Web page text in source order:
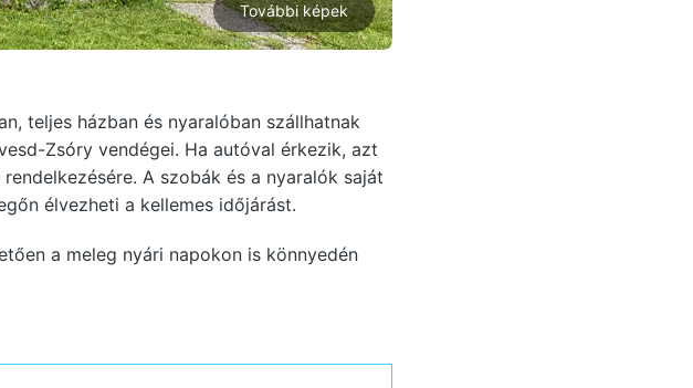
További képek
teljes házban és nyaralóban szállhatnak
Zsóry vendégei. Ha autóval érkezik, azt
A szobák és a nyaralók saját
élvezheti a kellemes időjárást.
a meleg nyári napokon is könnyedén